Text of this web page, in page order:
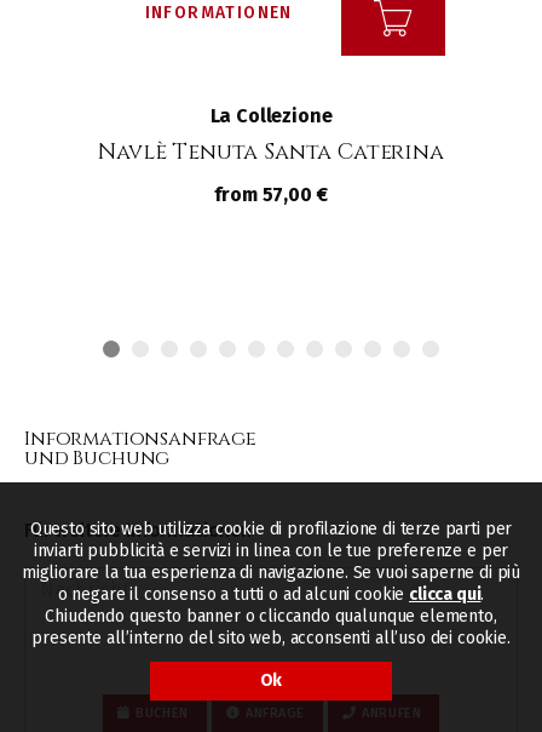
Questo sito web utilizza cookie di profilazione di terze parti per
inviarti pubblicità e servizi in linea con le tue preferenze e per
migliorare la tua esperienza di navigazione. Se vuoi saperne di più
o negare il consenso a tutti o ad alcuni cookie clicca qui.
Chiudendo questo banner o cliccando qualunque elemento,
presente all’interno del sito web, acconsenti all’uso dei cookie.
Ok
INFORMATIONEN
La Collezione
Navlè Tenuta Santa Caterina
from 57,00 €
Informationsanfrage
und Buchung
Für weitere Informationen
BUCHEN ANFRAGE ANRUFEN